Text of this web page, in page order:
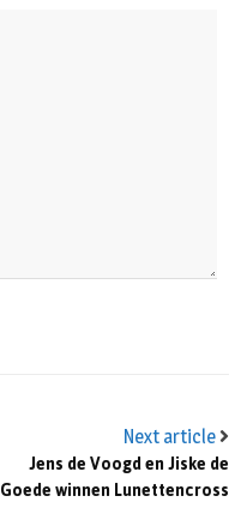
Next article
Jens de Voogd en Jiske de
Goede winnen Lunettencross